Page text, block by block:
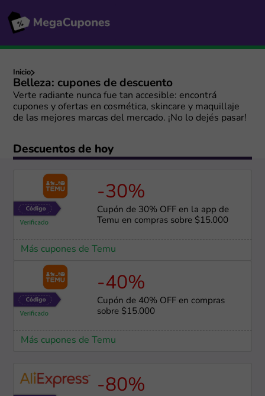
Inicio
Belleza: cupones de descuento
Verte radiante nunca fue tan accesible: encontrá
cupones y ofertas en cosmética, skincare y maquillaje
de las mejores marcas del mercado. ¡No lo dejés pasar!
Descuentos de hoy
-30%
Cupón de 30% OFF en la app de
Temu en compras sobre $15.000
Más cupones de Temu
-40%
Cupón de 40% OFF en compras
sobre $15.000
Más cupones de Temu
-80%